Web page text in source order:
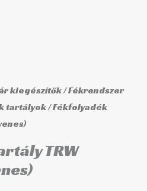
kiegészítők/Fékrendszer
tartályok/ Fékfolyadék
TRW